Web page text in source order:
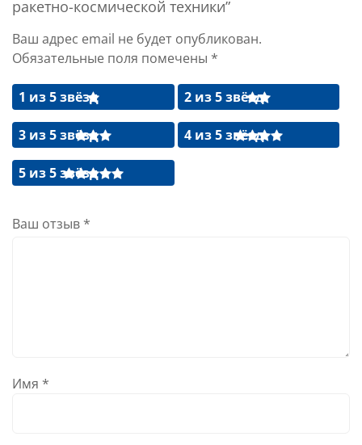
ракетно-космической техники”
Ваш адрес email не будет опубликован.
Обязательные поля помечены *
1 из 5 звёзд 2 из 5 звёзд
3 из 5 звёзд 4 из 5 звёзд
5 из 5 звёзд
Ваш отзыв *
Имя *